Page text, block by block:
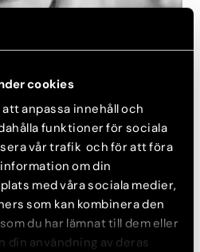
cookies
anpassa innehåll och
funktioner för sociala
vår trafik och för att föra
om din
med våra sociala medier,
som kan kombinera den
du har lämnat till dem eller
din användning av deras